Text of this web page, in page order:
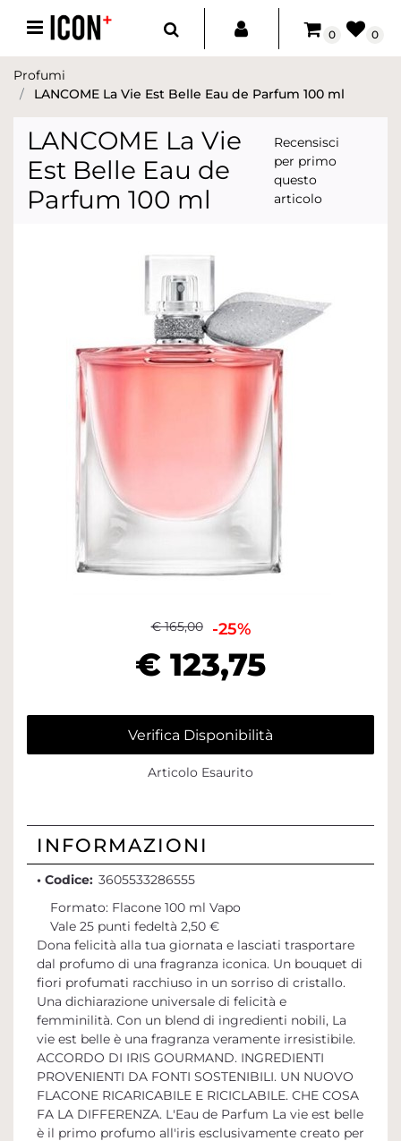
Open menu
0 0
Profumi
LANCOME La Vie Est Belle Eau de Parfum 100 ml
LANCOME La Vie
Est Belle Eau de
Parfum 100 ml
Recensisci
per primo
questo
articolo
€ 165,00 -25%
€ 123,75
Verifica Disponibilità
Articolo Esaurito
INFORMAZIONI
• Codice: 3605533286555
Formato: Flacone 100 ml Vapo
Vale 25 punti fedeltà 2,50 €
Dona felicità alla tua giornata e lasciati trasportare
dal profumo di una fragranza iconica. Un bouquet di
fiori profumati racchiuso in un sorriso di cristallo.
Una dichiarazione universale di felicità e
femminilità. Con un blend di ingredienti nobili, La
vie est belle è una fragranza veramente irresistibile.
ACCORDO DI IRIS GOURMAND. INGREDIENTI
PROVENIENTI DA FONTI SOSTENIBILI. UN NUOVO
FLACONE RICARICABILE E RICICLABILE. CHE COSA
FA LA DIFFERENZA. L'Eau de Parfum La vie est belle
è il primo profumo all'iris esclusivamente creato per